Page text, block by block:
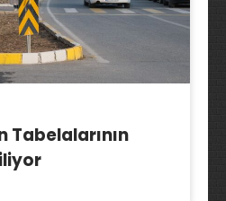
Tabelalarının